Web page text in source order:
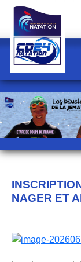
NAGER ET
Panneau de